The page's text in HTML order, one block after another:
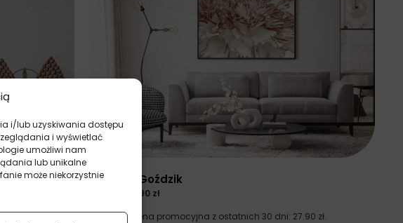
i/lub uzyskiwania dostępu
i wyświetlać
umożliwi nam
lub unikalne
może niekorzystnieBrązowy Goździk
27.90 zł
Najniższa cena promocyjna z ostatnich 30 dni: 27.90 zł.